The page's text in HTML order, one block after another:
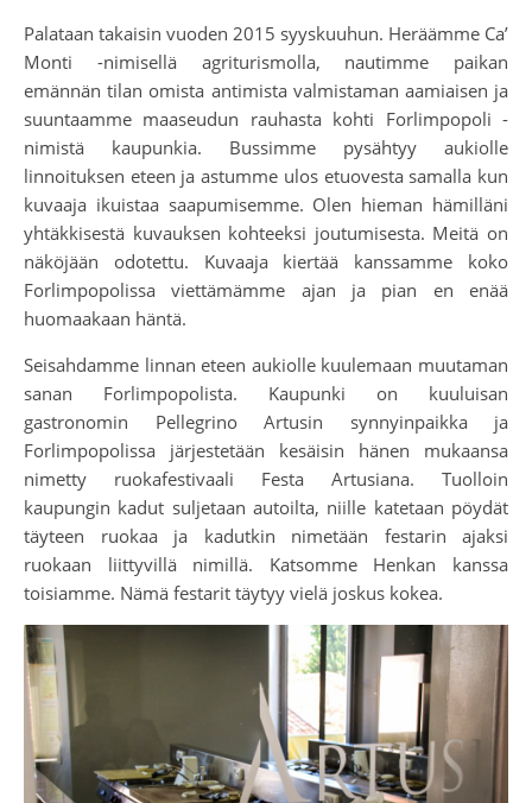
Palataan takaisin vuoden 2015 syyskuuhun. Heräämme Ca’
Monti -nimisellä agriturismolla, nautimme paikan
emännän tilan omista antimista valmistaman aamiaisen ja
suuntaamme maaseudun rauhasta kohti Forlimpopoli -
nimistä kaupunkia. Bussimme pysähtyy aukiolle
linnoituksen eteen ja astumme ulos etuovesta samalla kun
kuvaaja ikuistaa saapumisemme. Olen hieman hämilläni
yhtäkkisestä kuvauksen kohteeksi joutumisesta. Meitä on
näköjään odotettu. Kuvaaja kiertää kanssamme koko
Forlimpopolissa viettämämme ajan ja pian en enää
huomaakaan häntä.
Seisahdamme linnan eteen aukiolle kuulemaan muutaman
sanan Forlimpopolista. Kaupunki on kuuluisan
gastronomin Pellegrino Artusin synnyinpaikka ja
Forlimpopolissa järjestetään kesäisin hänen mukaansa
nimetty ruokafestivaali Festa Artusiana. Tuolloin
kaupungin kadut suljetaan autoilta, niille katetaan pöydät
täyteen ruokaa ja kadutkin nimetään festarin ajaksi
ruokaan liittyvillä nimillä. Katsomme Henkan kanssa
toisiamme. Nämä festarit täytyy vielä joskus kokea.